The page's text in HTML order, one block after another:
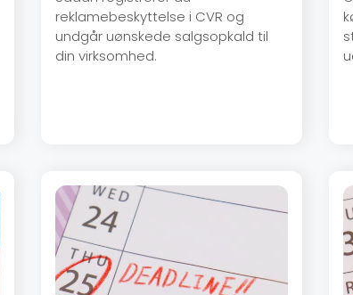
reklamebeskyttelse i CVR og
undgår uønskede salgsopkald til
din virksomhed.